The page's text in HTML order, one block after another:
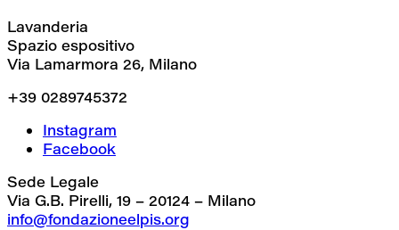
Lavanderia
Spazio espositivo
Via Lamarmora 26, Milano
+39 0289745372
Instagram
Facebook
Sede Legale
Via G.B. Pirelli, 19 – 20124 – Milano
info@fondazioneelpis.org